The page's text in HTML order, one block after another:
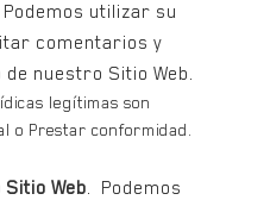
Podemos utilizar su
comentarios y
nuestro Sitio Web.
legítimas son
o Prestar conformidad.
Web. Podemos